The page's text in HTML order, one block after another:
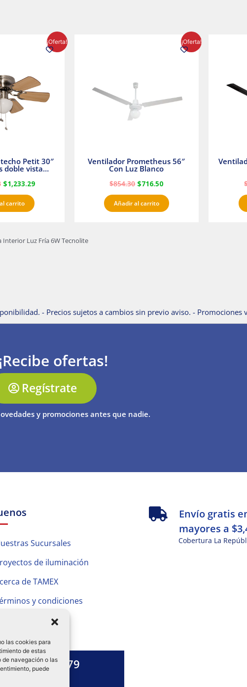
las cookies para
de estas
de navegación o las
puede
¡Oferta!
Petit 30″
doble vista
$1,233.29
precio
actual
carrito
¡Oferta!
Ventilador Prometheus 56″
Con Luz Blanco
$854.30 $716.50
precio
actual
Añadir al carrito
Interior Luz Fría 6W Tecnolite
- Precios sujetos a cambios sin previo aviso. - Promociones
¡Recibe ofertas!
Regístrate
y promociones antes que nadie.
Sucursales
de iluminación
de TAMEX
y condiciones
Aviso de Privacidad
55 1328 13 79
Envío gratis
mayores a
Cobertura La